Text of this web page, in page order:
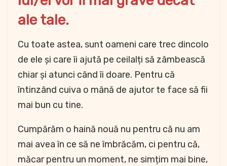
ale tale.
Cu toate astea, sunt oameni care trec dincolo
de ele și care îi ajută pe ceilalți să zâmbească
chiar și atunci când îi doare. Pentru că
întinzând cuiva o mână de ajutor te face să fii
mai bun cu tine.
Cumpărăm o haină nouă nu pentru că nu am
mai avea în ce să ne îmbrăcăm, ci pentru că,
măcar pentru un moment, ne simțim mai bine,